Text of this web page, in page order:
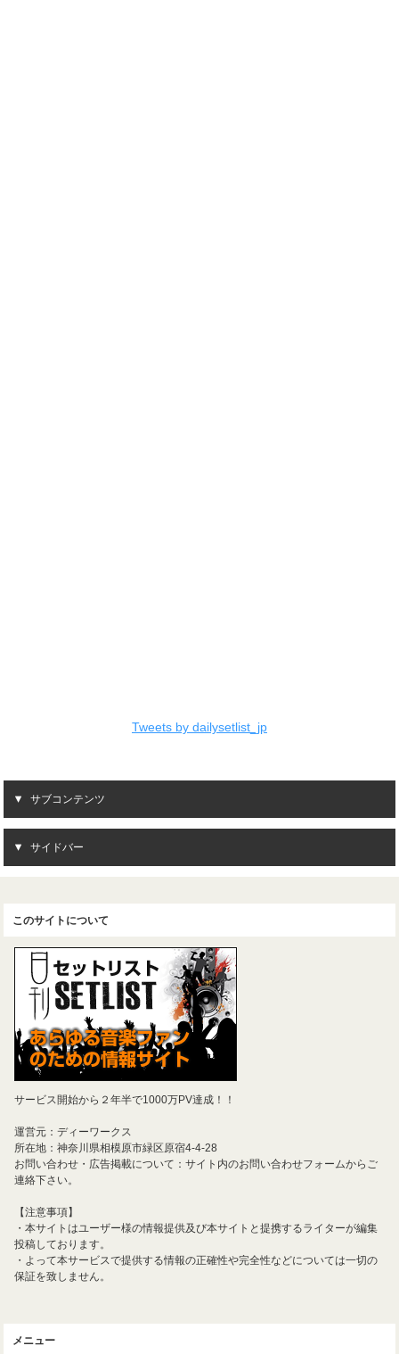
Tweets by dailysetlist_jp
サブコンテンツ
サイドバー
このサイトについて
サービス開始から２年半で1000万PV達成！！
運営元：ディーワークス
所在地：神奈川県相模原市緑区原宿4-4-28
お問い合わせ・広告掲載について：サイト内のお問い合わせフォームからご
連絡下さい。
【注意事項】
・本サイトはユーザー様の情報提供及び本サイトと提携するライターが編集
投稿しております。
・よって本サービスで提供する情報の正確性や完全性などについては一切の
保証を致しません。
メニュー